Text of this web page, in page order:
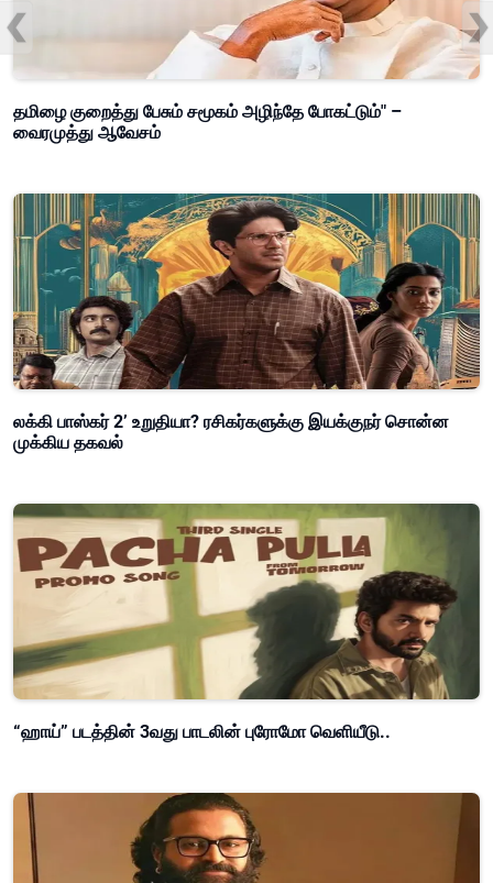
தமிழை குறைத்து பேசும் சமூகம் அழிந்தே போகட்டும்" –
வைரமுத்து ஆவேசம்
லக்கி பாஸ்கர் 2’ உறுதியா? ரசிகர்களுக்கு இயக்குநர் சொன்ன
முக்கிய தகவல்
“ஹாய்” படத்தின் 3வது பாடலின் புரோமோ வெளியீடு..